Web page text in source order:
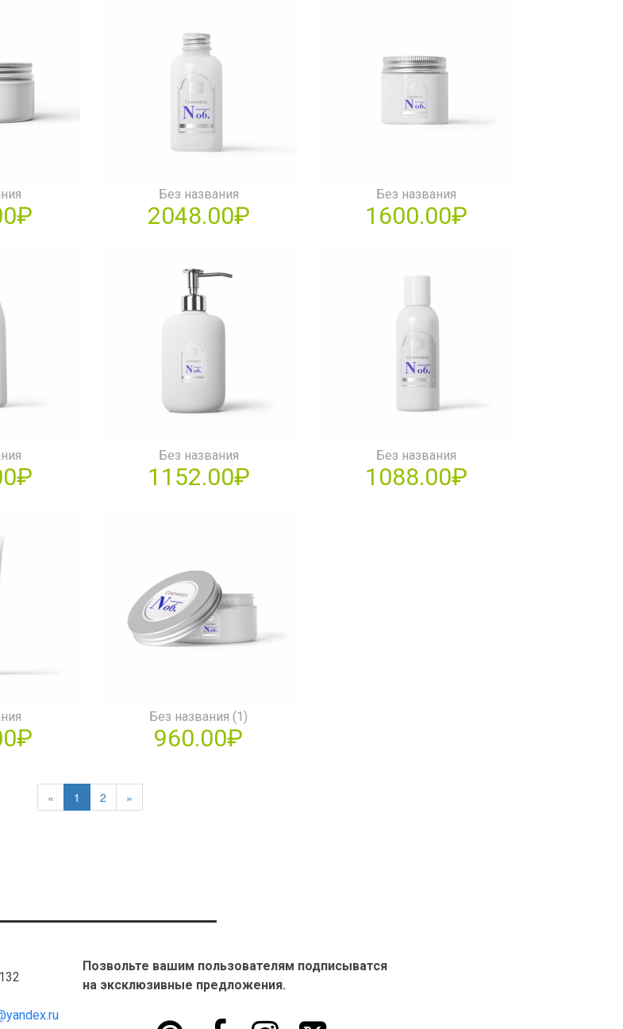
Без названия
2048.00₽
Без названия
1600.00₽
Без названия
1152.00₽
Без названия
1088.00₽
Без названия (1)
960.00₽
« 1 2 »
Позвольте вашим пользователям подписыватся
на эксклюзивные предложения.